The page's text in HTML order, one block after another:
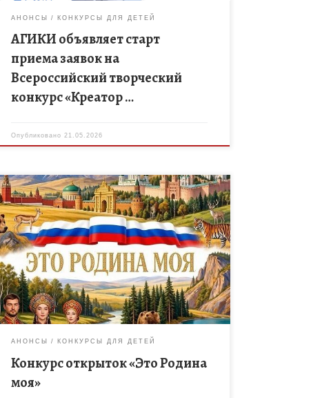
АНОНСЫ КОНКУРСЫ ДЛЯ ДЕТЕЙ
АГИКИ объявляет старт
приема заявок на
Всероссийский творческий
конкурс «Креатор …
Опубликовано 21.05.2026
Приглашаем детей и подростков из домов творче
ства принять участие в конкурсе открыток «Это Ро
дина моя», посвящённом Году Единства народов Р
оссии! Создайте авторскую открытку, которая
расскажет о культуре и традициях вашего региона.
Пусть ваше творчество станет частью большой
коллекции творческих работ со всей страны —
яркой мозаики, отражающей многообразие и бога
тство нашей Родины. Каждая открытка — […]
АНОНСЫ КОНКУРСЫ ДЛЯ ДЕТЕЙ
Конкурс открыток «Это Родина
моя»